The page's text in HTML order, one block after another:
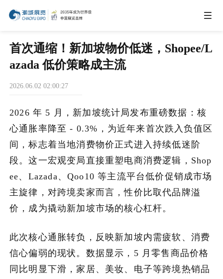
IEAE
IGHE
CHWE
商务合作
关于我们
加入潮域
首次通缩！新加坡物价低迷，Shopee/L
azada 低价策略成主流
2026.06.02 02:00:27
2026 年 5 月，新加坡统计局发布重磅数据：核
心通胀率降至 - 0.3%，为近年来首次跌入负值区
间，标志着当地消费物价正式进入持续低迷阶
段。这一宏观变局直接重塑电商消费逻辑，Shop
ee、Lazada、Qoo10 等主流平台低价促销成市场
主旋律，对跨境卖家而言，性价比取代品牌溢
价，成为撬动新加坡市场的核心杠杆。
此次核心通胀转负，反映新加坡内需疲软、消费
信心偏弱的现状。数据显示，5 月零售商品价格
同比明显下滑，家居、美妆、电子等跨境热销品